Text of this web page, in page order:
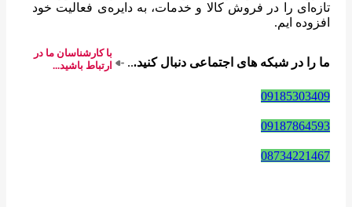
تازه‌ای را در فروش کالا و خدمات، به دایره‌ی فعالیت خود
افزوده ایم.
ما را در شبکه های اجتماعی دنبال کنید...
با کارشناسان ما در
ارتباط باشید...
09185303409
09187864593
08734221467